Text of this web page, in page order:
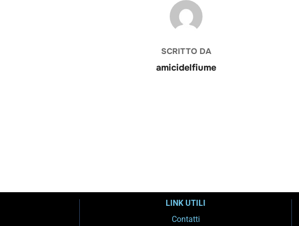
AUTORE DELL'ARTICOLO
SCRITTO DA
amicidelfiume
LINK UTILI
Contatti